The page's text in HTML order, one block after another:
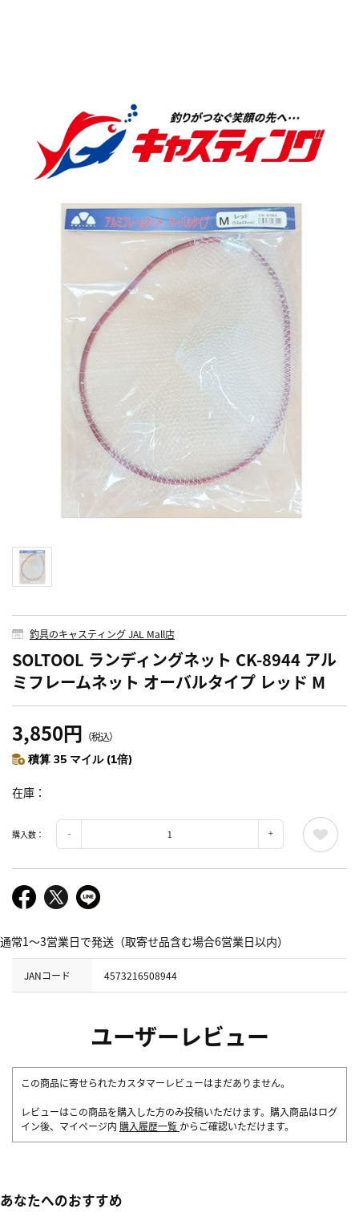
釣具のキャスティング JAL Mall店
SOLTOOL ランディングネット CK-8944 アル
ミフレームネット オーバルタイプ レッド M
3,850円 （税込）
積算 35 マイル (1倍)
在庫
購入数：
通常1～3営業日で発送（取寄せ品含む場合6営業日以内）
JANコード 4573216508944
ユーザーレビュー
この商品に寄せられたカスタマーレビューはまだありません。
レビューはこの商品を購入した方のみ投稿いただけます。購入商品はログ
イン後、マイページ内 購入履歴一覧 からご確認いただけます。
あなたへのおすすめ